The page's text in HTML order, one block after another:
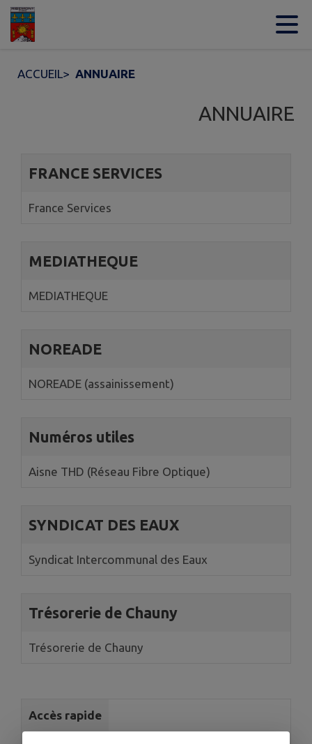
Contenu
ACCUEIL> ANNUAIRE
ANNUAIRE
FRANCE SERVICES
France Services
MEDIATHEQUE
MEDIATHEQUE
NOREADE
NOREADE (assainissement)
Numéros utiles
Aisne THD (Réseau Fibre Optique)
SYNDICAT DES EAUX
Syndicat Intercommunal des Eaux
Trésorerie de Chauny
Trésorerie de Chauny
Accès rapide